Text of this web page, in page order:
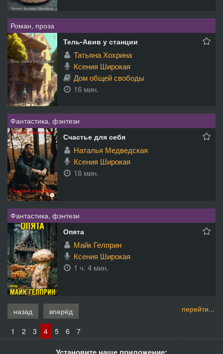
Роман, проза
Тель-Авив у станции
Татьяна Хохрина
Ксения Широкая
Дом общей свободы
16 мин.
Фантастика, фэнтези
Счастье для себя
Наталья Медведская
Ксения Широкая
18 мин.
Фантастика, фэнтези
Опята
Майк Гелприн
Ксения Широкая
1 ч. 4 мин.
перейти...
назад
вперёд
1
2 3 4 5 6 7